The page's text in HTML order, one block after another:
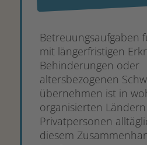
Betreuungsaufgaben
mit längerfristigen
Behinderungen oder
altersbezogenen
übernehmen ist in
organisierten
Privatpersonen
diesem